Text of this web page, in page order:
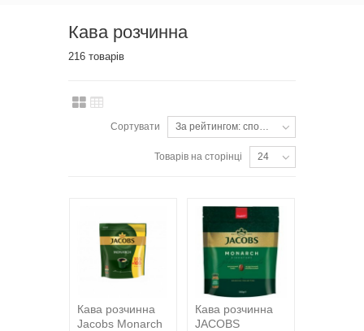
Кава розчинна
216 товарів
Сортувати За рейтингом: спочатку популярні
Товарів на сторінці 24
Кава розчинна
Jacobs Monarch
Кава розчинна
JACOBS